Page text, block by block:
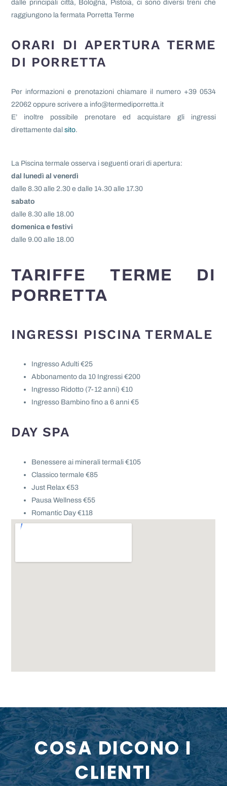
dalle principali città, Bologna, Pistoia, ci sono diversi treni che
raggiungono la fermata Porretta Terme
ORARI DI APERTURA TERME
DI PORRETTA
Per informazioni e prenotazioni chiamare il numero +39 0534
22062 oppure scrivere a info@termediporretta.it
E’ inoltre possibile prenotare ed acquistare gli ingressi
direttamente dalsito.
La Piscina termale osserva i seguenti orari di apertura:
dal lunedì al venerdì
dalle 8.30 alle 2.30 e dalle 14.30 alle 17.30
sabato
dalle 8.30 alle 18.00
domenica e festivi
dalle 9.00 alle 18.00
TARIFFE TERME DI
PORRETTA
INGRESSI PISCINA TERMALE
Ingresso Adulti €25
Abbonamento da 10 Ingressi €200
Ingresso Ridotto (7-12 anni) €10
Ingresso Bambino fino a 6 anni €5
DAY SPA
Benessere ai minerali termali €105
Classico termale €85
Just Relax €53
Pausa Wellness €55
Romantic Day €118
COSA DICONO I
CLIENTI